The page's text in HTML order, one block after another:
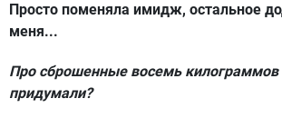
Просто поменяла имидж, остальное
меня...
Про сброшенные восемь
придумали?